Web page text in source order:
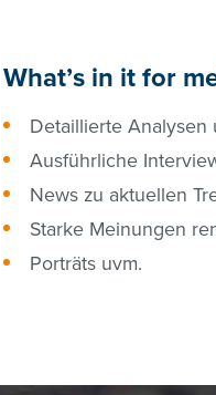
What’s in it for
Detaillierte Analysen
Ausführliche
News zu aktuellen
Starke Meinungen
Porträts uvm.